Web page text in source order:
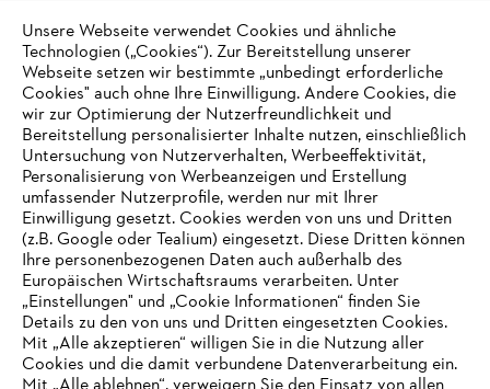
Zahlungsmöglichkeiten
Unternehmen
Online Shop
Unsere Webseite verwendet Cookies und ähnliche
Technologien („Cookies“). Zur Bereitstellung unserer
Webseite setzen wir bestimmte „unbedingt erforderliche
Cookies" auch ohne Ihre Einwilligung. Andere Cookies, die
wir zur Optimierung der Nutzerfreundlichkeit und
Bereitstellung personalisierter Inhalte nutzen, einschließlich
Untersuchung von Nutzerverhalten, Werbeeffektivität,
Personalisierung von Werbeanzeigen und Erstellung
umfassender Nutzerprofile, werden nur mit Ihrer
Einwilligung gesetzt. Cookies werden von uns und Dritten
(z.B. Google oder Tealium) eingesetzt. Diese Dritten können
Ihre personenbezogenen Daten auch außerhalb des
Europäischen Wirtschaftsraums verarbeiten. Unter
„Einstellungen" und „Cookie Informationen“ finden Sie
Details zu den von uns und Dritten eingesetzten Cookies.
Mit „Alle akzeptieren“ willigen Sie in die Nutzung aller
Cookies und die damit verbundene Datenverarbeitung ein.